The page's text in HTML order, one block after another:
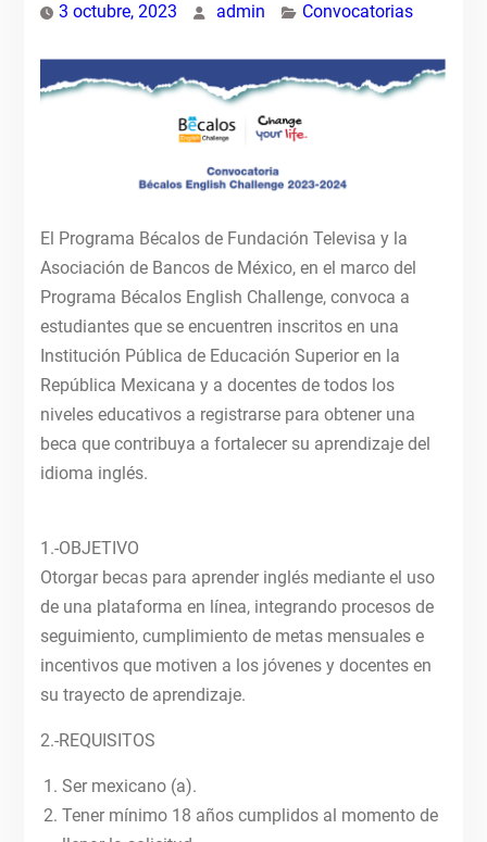
3 octubre, 2023 admin Convocatorias
El Programa Bécalos de Fundación Televisa y la
Asociación de Bancos de México, en el marco del
Programa Bécalos English Challenge, convoca a
estudiantes que se encuentren inscritos en una
Institución Pública de Educación Superior en la
República Mexicana y a docentes de todos los
niveles educativos a registrarse para obtener una
beca que contribuya a fortalecer su aprendizaje del
idioma inglés.
1.-OBJETIVO
Otorgar becas para aprender inglés mediante el uso
de una plataforma en línea, integrando procesos de
seguimiento, cumplimiento de metas mensuales e
incentivos que motiven a los jóvenes y docentes en
su trayecto de aprendizaje.
2.-REQUISITOS
Ser mexicano (a).
Tener mínimo 18 años cumplidos al momento de